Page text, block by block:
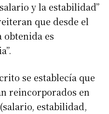
y la estabilidad”
que desde el
es
se establecía que
reincorporados en
estabilidad,